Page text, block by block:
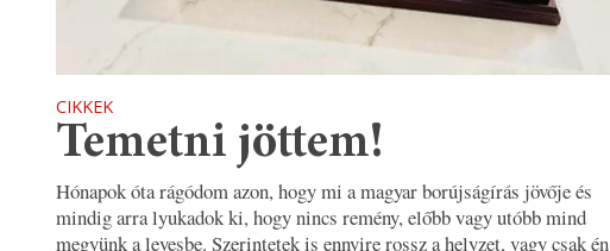
CIKKEK
Temetni jöttem!
Hónapok óta rágódom azon, hogy mi a magyar borújságírás jövője és
mindig arra lyukadok ki, hogy nincs remény, előbb vagy utóbb mind
megyünk a levesbe. Szerintetek is ennyire rossz a helyzet, vagy csak én